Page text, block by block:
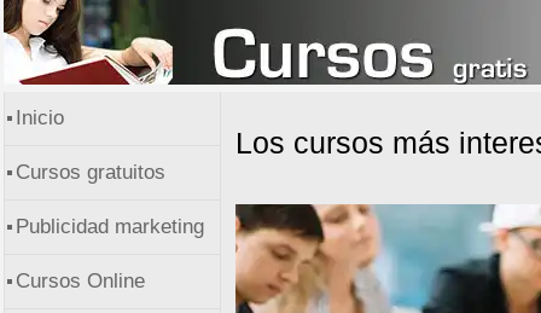
Los cursos más
Inicio
Cursos gratuitos
Publicidad marketing
Cursos Online